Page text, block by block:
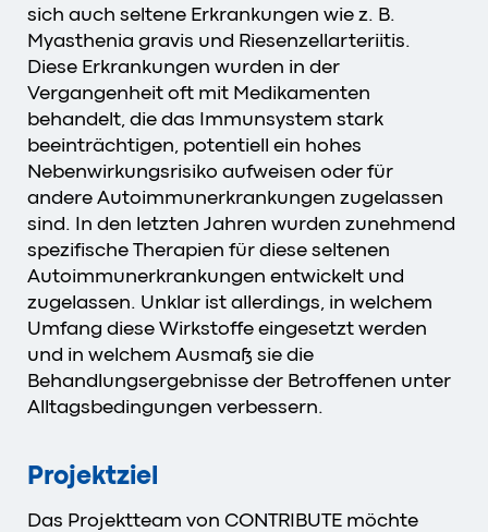
sich auch seltene Erkrankungen wie z. B.
Myasthenia gravis und Riesenzellarteriitis.
Diese Erkrankungen wurden in der
Vergangenheit oft mit Medikamenten
behandelt, die das Immunsystem stark
beeinträchtigen, potentiell ein hohes
Nebenwirkungsrisiko aufweisen oder für
andere Autoimmunerkrankungen zugelassen
sind. In den letzten Jahren wurden zunehmend
spezifische Therapien für diese seltenen
Autoimmunerkrankungen entwickelt und
zugelassen. Unklar ist allerdings, in welchem
Umfang diese Wirkstoffe eingesetzt werden
und in welchem Ausmaß sie die
Behandlungsergebnisse der Betroffenen unter
Alltagsbedingungen verbessern.
Projektziel
Das Projektteam von CONTRIBUTE möchte